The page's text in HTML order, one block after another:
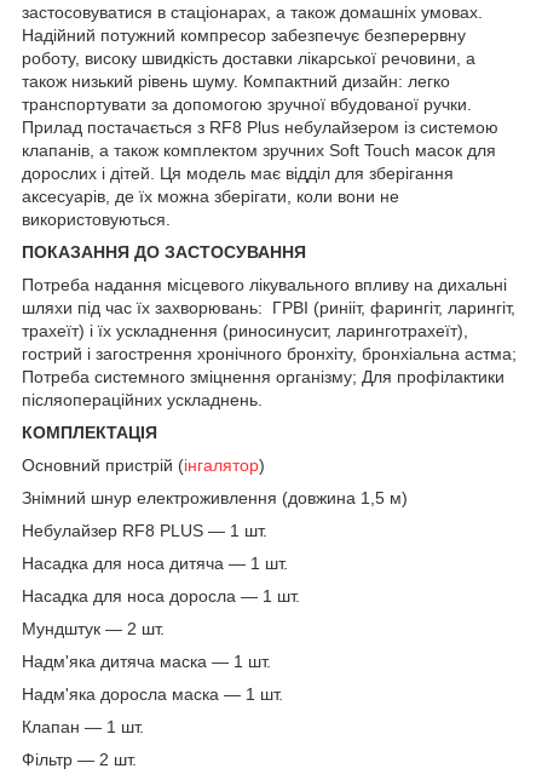
застосовуватися в стаціонарах, а також домашніх умовах.
Надійний потужний компресор забезпечує безперервну
роботу, високу швидкість доставки лікарської речовини, а
також низький рівень шуму. Компактний дизайн: легко
транспортувати за допомогою зручної вбудованої ручки.
Прилад постачається з RF8 Plus небулайзером із системою
клапанів, а також комплектом зручних Soft Touch масок для
дорослих і дітей. Ця модель має відділ для зберігання
аксесуарів, де їх можна зберігати, коли вони не
використовуються.
ПОКАЗАННЯ ДО ЗАСТОСУВАННЯ
Потреба надання місцевого лікувального впливу на дихальні
шляхи під час їх захворювань: ГРВІ (ринііт, фарингіт, ларингіт,
трахеїт) і їх ускладнення (риносинусит, ларинготрахеїт),
гострий і загострення хронічного бронхіту, бронхіальна астма;
Потреба системного зміцнення організму; Для профілактики
післяопераційних ускладнень.
КОМПЛЕКТАЦІЯ
Основний пристрій (інгалятор)
Знімний шнур електроживлення (довжина 1,5 м)
Небулайзер RF8 PLUS — 1 шт.
Насадка для носа дитяча — 1 шт.
Насадка для носа доросла — 1 шт.
Мундштук — 2 шт.
Надм'яка дитяча маска — 1 шт.
Надм'яка доросла маска — 1 шт.
Клапан — 1 шт.
Фільтр — 2 шт.